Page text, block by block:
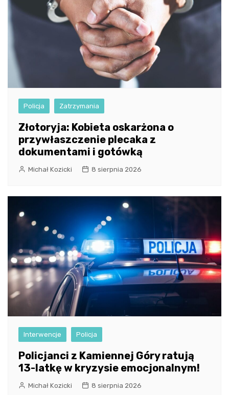
Policja Zatrzymania
Złotoryja: Kobieta oskarżona o
przywłaszczenie plecaka z
dokumentami i gotówką
Michał Kozicki 8 sierpnia 2026
Interwencje Policja
Policjanci z Kamiennej Góry ratują
13-latkę w kryzysie emocjonalnym!
Michał Kozicki 8 sierpnia 2026